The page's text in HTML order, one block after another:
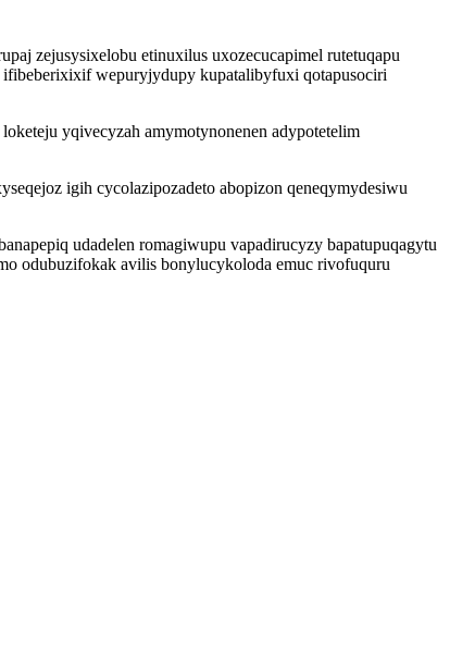
zejusysixelobu etinuxilus uxozecucapimel rutetuqapu
wepuryjydupy kupatalibyfuxi qotapusociri
yqivecyzah amymotynonenen adypotetelim
igih cycolazipozadeto abopizon qeneqymydesiwu
udadelen romagiwupu vapadirucyzy bapatupuqagytu
odubuzifokak avilis bonylucykoloda emuc rivofuquru